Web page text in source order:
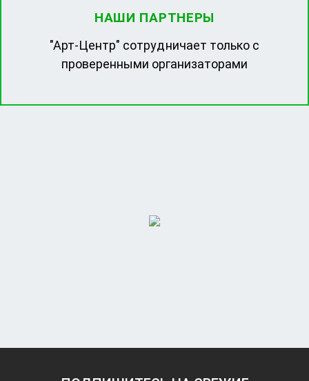
НАШИ ПАРТНЕРЫ
"Арт-Центр" сотрудничает только с
проверенными организаторами